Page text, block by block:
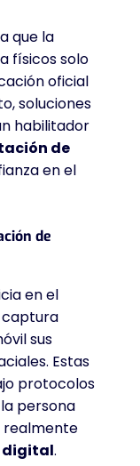
que la
físicos solo
oficial
soluciones
habilitador
de
en el
de
en el
captura
sus
Estas
protocolos
persona
realmente
digital.